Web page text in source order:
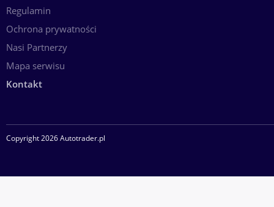
Regulamin
Ochrona prywatności
Nasi Partnerzy
Mapa serwisu
Kontakt
Copyright 2026 Autotrader.pl